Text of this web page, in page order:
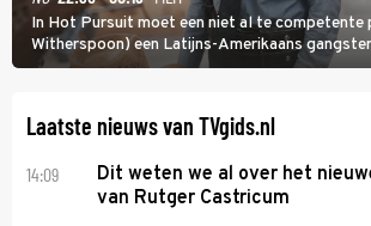
In Hot Pursuit moet een niet al te competente
Witherspoon) een Latijns-Amerikaans
Vergara) beschermen tegen corrupte agenten
Laatste nieuws van TVgids.nl
14:09
Dit weten we al over het
van Rutger Castricum